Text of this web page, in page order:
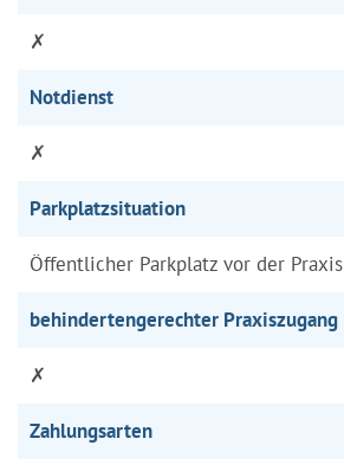
✗
Notdienst
✗
Parkplatzsituation
Öffentlicher Parkplatz vor der Praxis
behindertengerechter Praxiszugang
✗
Zahlungsarten